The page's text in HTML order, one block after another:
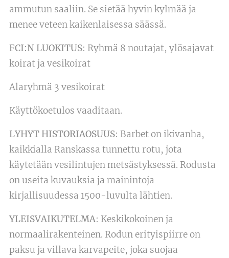
ammutun saaliin. Se sietää hyvin kylmää ja
menee veteen kaikenlaisessa säässä.
FCI:N LUOKITUS: Ryhmä 8 noutajat, ylösajavat
koirat ja vesikoirat
Alaryhmä 3 vesikoirat
Käyttökoetulos vaaditaan.
LYHYT HISTORIAOSUUS: Barbet on ikivanha,
kaikkialla Ranskassa tunnettu rotu, jota
käytetään vesilintujen metsästyksessä. Rodusta
on useita kuvauksia ja mainintoja
kirjallisuudessa 1500-luvulta lähtien.
YLEISVAIKUTELMA: Keskikokoinen ja
normaalirakenteinen. Rodun erityispiirre on
paksu ja villava karvapeite, joka suojaa